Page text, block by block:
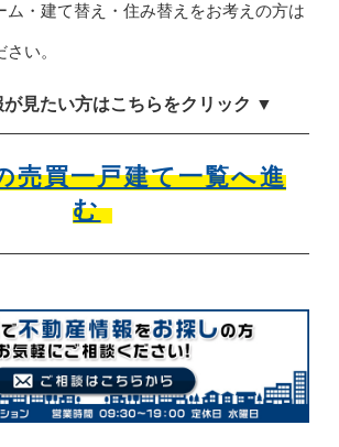
ム・建て替え・住み替えをお考えの方は
さい。
見たい方はこちらをクリック ▼
売買一戸建て一覧へ進
む